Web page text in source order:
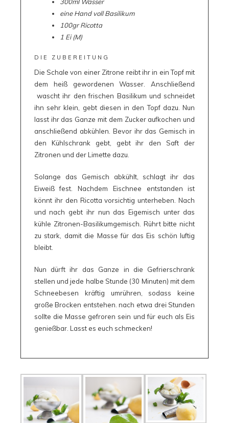
300ml Wasser
eine Hand voll Basilikum
100gr Ricotta
1 Ei (M)
DIE ZUBEREITUNG
Die Schale von einer Zitrone reibt ihr in ein Topf mit
dem heiß gewordenen Wasser. Anschließend
wascht ihr den frischen Basilikum und schneidet
ihn sehr klein, gebt diesen in den Topf dazu. Nun
lasst ihr das Ganze mit dem Zucker aufkochen und
anschließend abkühlen. Bevor ihr das Gemisch in
den Kühlschrank gebt, gebt ihr den Saft der
Zitronen und der Limette dazu.
Solange das Gemisch abkühlt, schlagt ihr das
Eiweiß fest. Nachdem Eischnee entstanden ist
könnt ihr den Ricotta vorsichtig unterheben. Nach
und nach gebt ihr nun das Eigemisch unter das
kühle Zitronen-Basilikumgemisch. Rührt bitte nicht
zu stark, damit die Masse für das Eis schön luftig
bleibt.
Nun dürft ihr das Ganze in die Gefrierschrank
stellen und jede halbe Stunde (30 Minuten) mit dem
Schneebesen kräftig umrühren, sodass keine
große Brocken entstehen. nach etwa drei Stunden
sollte die Masse gefroren sein und für euch als Eis
genießbar. Lasst es euch schmecken!